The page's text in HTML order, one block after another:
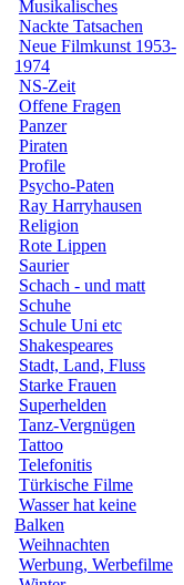
Musikalisches
Nackte Tatsachen
Neue Filmkunst 1953-
1974
NS-Zeit
Offene Fragen
Panzer
Piraten
Profile
Psycho-Paten
Ray Harryhausen
Religion
Rote Lippen
Saurier
Schach - und matt
Schuhe
Schule Uni etc
Shakespeares
Stadt, Land, Fluss
Starke Frauen
Superhelden
Tanz-Vergnügen
Tattoo
Telefonitis
Türkische Filme
Wasser hat keine
Balken
Weihnachten
Werbung, Werbefilme